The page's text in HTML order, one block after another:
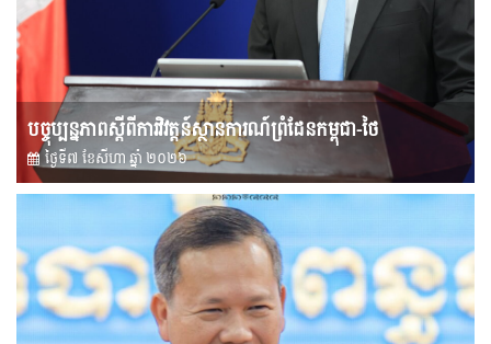
បច្ចុប្បន្នភាពស្ដីពីការវិវត្តន៍ស្ថានការណ៍ព្រំដែនកម្ពុជា-ថៃ
ថ្ងៃទី៧ ខែ​សីហា ឆ្នាំ ២០២៦